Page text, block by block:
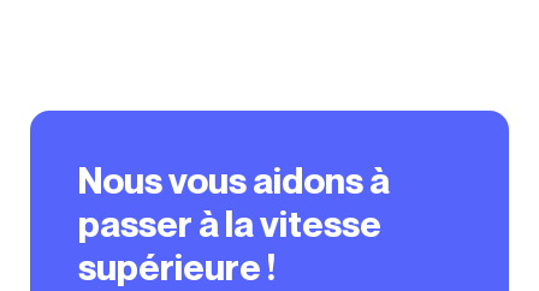
Nous vous aidons à
passer à la vitesse
supérieure !